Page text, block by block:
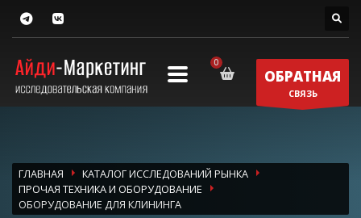
ОБРАТНАЯ
СВЯЗЬ
ГЛАВНАЯ
КАТАЛОГ ИССЛЕДОВАНИЙ РЫНКА
ПРОЧАЯ ТЕХНИКА И ОБОРУДОВАНИЕ
ОБОРУДОВАНИЕ ДЛЯ КЛИНИНГА